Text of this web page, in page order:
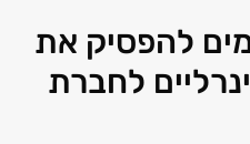
להפסיק את
לחברת